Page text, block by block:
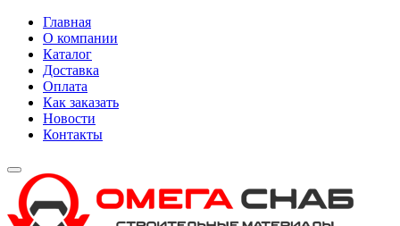
Главная
О компании
Каталог
Доставка
Оплата
Как заказать
Новости
Контакты